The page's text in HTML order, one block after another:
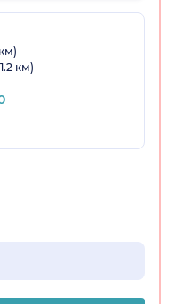
км)